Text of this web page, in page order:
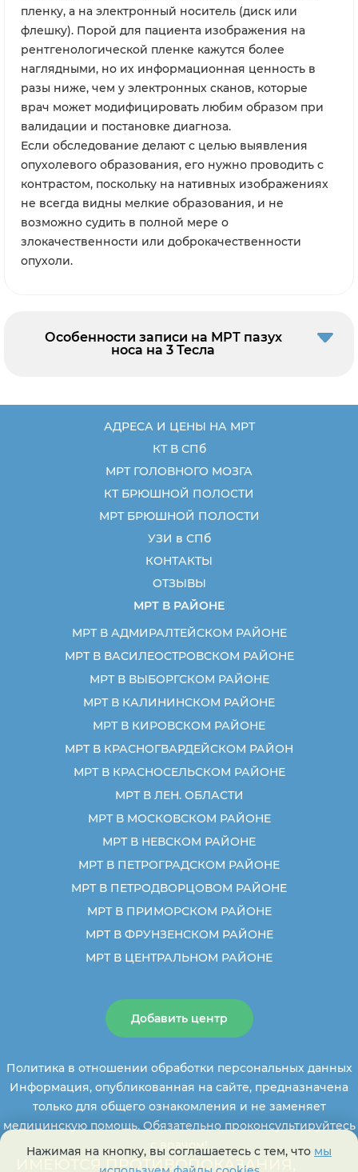
пленку, а на электронный носитель (диск или
флешку). Порой для пациента изображения на
рентгенологической пленке кажутся более
наглядными, но их информационная ценность в
разы ниже, чем у электронных сканов, которые
врач может модифицировать любим образом при
валидации и постановке диагноза.
Если обследование делают с целью выявления
опухолевого образования, его нужно проводить с
контрастом, поскольку на нативных изображениях
не всегда видны мелкие образования, и не
возможно судить в полной мере о
злокачественности или доброкачественности
опухоли.
Особенности записи на МРТ пазух
носа на 3 Тесла
АДРЕСА И ЦЕНЫ НА МРТ
КТ В СПб
МРТ ГОЛОВНОГО МОЗГА
КТ БРЮШНОЙ ПОЛОСТИ
МРТ БРЮШНОЙ ПОЛОСТИ
УЗИ в СПб
КОНТАКТЫ
ОТЗЫВЫ
МРТ В РАЙОНЕ
МРТ В АДМИРАЛТЕЙСКОМ РАЙОНЕ
МРТ В ВАСИЛЕОСТРОВСКОМ РАЙОНЕ
МРТ В ВЫБОРГСКОМ РАЙОНЕ
МРТ В КАЛИНИНСКОМ РАЙОНЕ
МРТ В КИРОВСКОМ РАЙОНЕ
МРТ В КРАСНОГВАРДЕЙСКОМ РАЙОН
МРТ В КРАСНОСЕЛЬСКОМ РАЙОНЕ
МРТ В ЛЕН. ОБЛАСТИ
МРТ В МОСКОВСКОМ РАЙОНЕ
МРТ В НЕВСКОМ РАЙОНЕ
МРТ В ПЕТРОГРАДСКОМ РАЙОНЕ
МРТ В ПЕТРОДВОРЦОВОМ РАЙОНЕ
МРТ В ПРИМОРСКОМ РАЙОНЕ
МРТ В ФРУНЗЕНСКОМ РАЙОНЕ
МРТ В ЦЕНТРАЛЬНОМ РАЙОНЕ
Добавить центр
Политика в отношении обработки персональных данных
Информация, опубликованная на сайте, предназначена
только для общего ознакомления и не заменяет
медицинскую помощь. Обязательно проконсультируйтесь
ИМЕЮТСЯ ПРОТИВОПОКАЗАНИЯ,
Нажимая на кнопку, вы соглашаетесь с тем, что мы